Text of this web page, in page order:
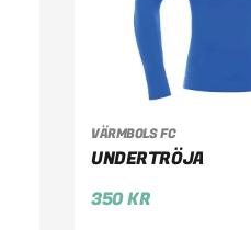
VÄRMBOLS FC
UNDERTRÖJA
350KR
VÄLJ ALTERNATIV